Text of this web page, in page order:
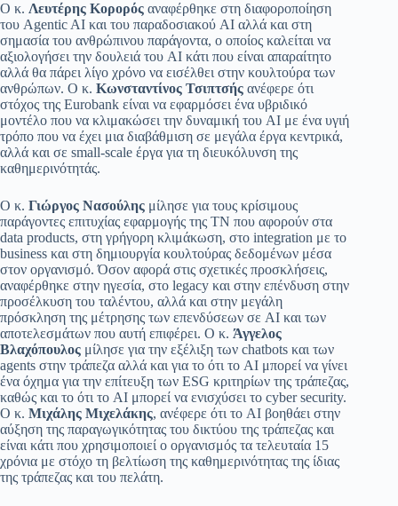
Ο κ. Λευτέρης Κορορός αναφέρθηκε στη διαφοροποίηση
του Agentic AI και του παραδοσιακού AI αλλά και στη
σημασία του ανθρώπινου παράγοντα, ο οποίος καλείται να
αξιολογήσει την δουλειά του AI κάτι που είναι απαραίτητο
αλλά θα πάρει λίγο χρόνο να εισέλθει στην κουλτούρα των
ανθρώπων. O κ. Κωνσταντίνος Τσιπτσής ανέφερε ότι
στόχος της Eurobank είναι να εφαρμόσει ένα υβριδικό
μοντέλο που να κλιμακώσει την δυναμική του AI με ένα υγιή
τρόπο που να έχει μια διαβάθμιση σε μεγάλα έργα κεντρικά,
αλλά και σε small-scale έργα για τη διευκόλυνση της
καθημερινότητάς.
Ο κ. Γιώργος Νασούλης μίλησε για τους κρίσιμους
παράγοντες επιτυχίας εφαρμογής της ΤΝ που αφορούν στα
data products, στη γρήγορη κλιμάκωση, στο integration με το
business και στη δημιουργία κουλτούρας δεδομένων μέσα
στον οργανισμό. Όσον αφορά στις σχετικές προσκλήσεις,
αναφέρθηκε στην ηγεσία, στο legacy και στην επένδυση στην
προσέλκυση του ταλέντου, αλλά και στην μεγάλη
πρόσκληση της μέτρησης των επενδύσεων σε AI και των
αποτελεσμάτων που αυτή επιφέρει. Ο κ. Άγγελος
Βλαχόπουλος μίλησε για την εξέλιξη των chatbots και των
agents στην τράπεζα αλλά και για το ότι το AI μπορεί να γίνει
ένα όχημα για την επίτευξη των ESG κριτηρίων της τράπεζας,
καθώς και το ότι το AI μπορεί να ενισχύσει το cyber security.
O κ. Μιχάλης Μιχελάκης, ανέφερε ότι το AI βοηθάει στην
αύξηση της παραγωγικότητας του δικτύου της τράπεζας και
είναι κάτι που χρησιμοποιεί ο οργανισμός τα τελευταία 15
χρόνια με στόχο τη βελτίωση της καθημερινότητας της ίδιας
της τράπεζας και του πελάτη.